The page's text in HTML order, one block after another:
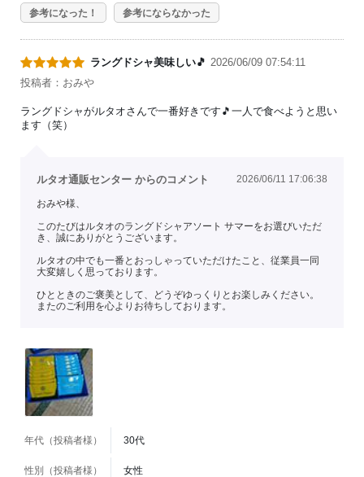
参考になった！ 参考にならなかった
ラングドシャ美味しい🎵 2026/06/09 07:54:11
投稿者：おみや
ラングドシャがルタオさんで一番好きです🎵一人で食べようと思い
ます（笑）
ルタオ通販センター からのコメント 2026/06/11 17:06:38
おみや様、
このたびはルタオのラングドシャアソート サマーをお選びいただ
き、誠にありがとうございます。
ルタオの中でも一番とおっしゃっていただけたこと、従業員一同
大変嬉しく思っております。
ひとときのご褒美として、どうぞゆっくりとお楽しみください。
またのご利用を心よりお待ちしております。
年代（投稿者様） 30代
性別（投稿者様） 女性